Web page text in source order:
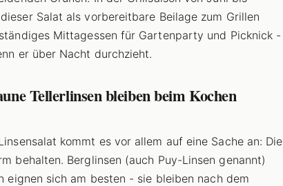
Salat als vorbereitbare Beilage zum Grillen
Mittagessen für Gartenparty und Picknick -
er über Nacht durchzieht.
Tellerlinsen bleiben beim Kochen
kommt es vor allem auf eine Sache an: Die
behalten. Berglinsen (auch Puy-Linsen genannt)
eignen sich am besten - sie bleiben nach dem